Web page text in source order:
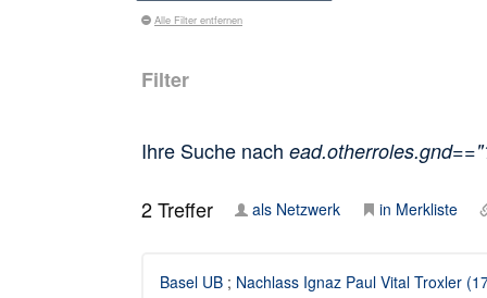
Alle Filter entfernen
Filter
Ihre Suche nach
2Treffer als Netzwerk in Merkliste
Basel UB ; Nachlass Ignaz Paul Vital Troxler